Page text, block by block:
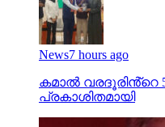
News7 hours ago
കമാൽ
പ്രകാശിതമായി